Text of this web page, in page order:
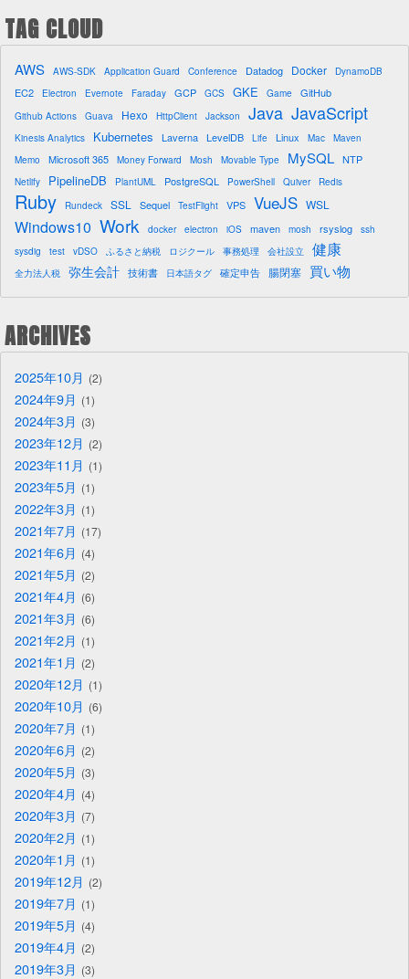
TAG CLOUD
AWS AWS-SDK Application Guard Conference Datadog Docker DynamoDB
EC2 Electron Evernote Faraday GCP GCS GKE Game GitHub
Github Actions Guava Hexo HttpClient Jackson Java JavaScript
Kinesis Analytics Kubernetes Laverna LevelDB Life Linux Mac
Maven
Memo
Microsoft 365 Money Forward Mosh Movable Type MySQL NTP
Netlify PipelineDB PlantUML PostgreSQL PowerShell Quiver Redis
Ruby Rundeck SSL Sequel TestFlight VPS VueJS WSL
Windows10 Work docker electron iOS maven mosh rsyslog
ssh
sysdig
test vDSO ふるさと納税 ロジクール 事務処理 会社設立 健康
全力法人税 弥生会計 技術書 日本語タグ 確定申告 腸閉塞 買い物
ARCHIVES
2025年10月 2
2024年9月 1
2024年3月 3
2023年12月 2
2023年11月 1
2023年5月 1
2022年3月 1
2021年7月 17
2021年6月 4
2021年5月 2
2021年4月 6
2021年3月 6
2021年2月 1
2021年1月 2
2020年12月 1
2020年10月 6
2020年7月 1
2020年6月 2
2020年5月 3
2020年4月 4
2020年3月 7
2020年2月 1
2020年1月 1
2019年12月 2
2019年7月 1
2019年5月 4
2019年4月 2
2019年3月 3